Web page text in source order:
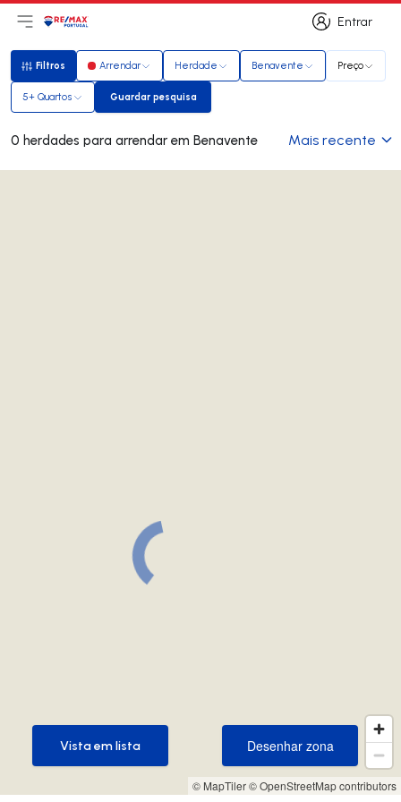
Entrar
Entrar
Abri menu principal
LogoIr para página inicial
Filtros
Filtros Arrendar Herdade Benavente Preço
5+ Quartos Guardar pesquisa
Guardar pesquisa
0 herdades para arrendar em Benavente Mais recente
© MapTiler© OpenStreetMap contributors
Desenhar zona
Desenhar zona
Vista em lista
Vista em lista